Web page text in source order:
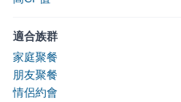
適合族群
家庭聚餐
朋友聚餐
情侶約會